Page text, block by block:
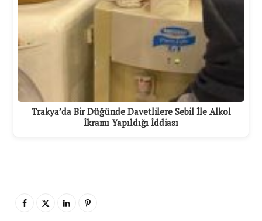
Trakya’da Bir Düğünde Davetlilere Sebil İle Alkol
İkramı Yapıldığı İddiası